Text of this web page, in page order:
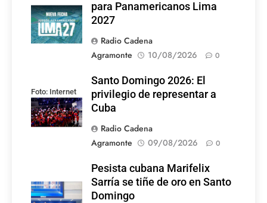
para Panamericanos Lima
2027
Radio Cadena
Agramonte
10/08/2026 0
Foto: Internet
Santo Domingo 2026: El
privilegio de representar a
Cuba
Radio Cadena
Agramonte
09/08/2026 0
Pesista cubana Marifelix
Sarría se tiñe de oro en Santo
Domingo